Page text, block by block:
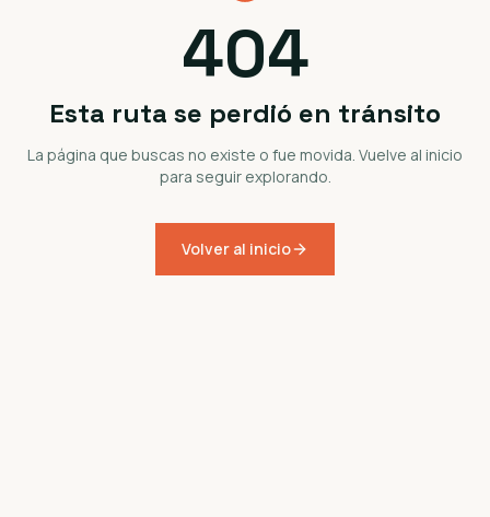
404
Esta ruta se perdió en tránsito
La página que buscas no existe o fue movida. Vuelve al inicio
para seguir explorando.
Volver al inicio